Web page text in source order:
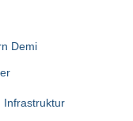
Demi
Infrastruktur